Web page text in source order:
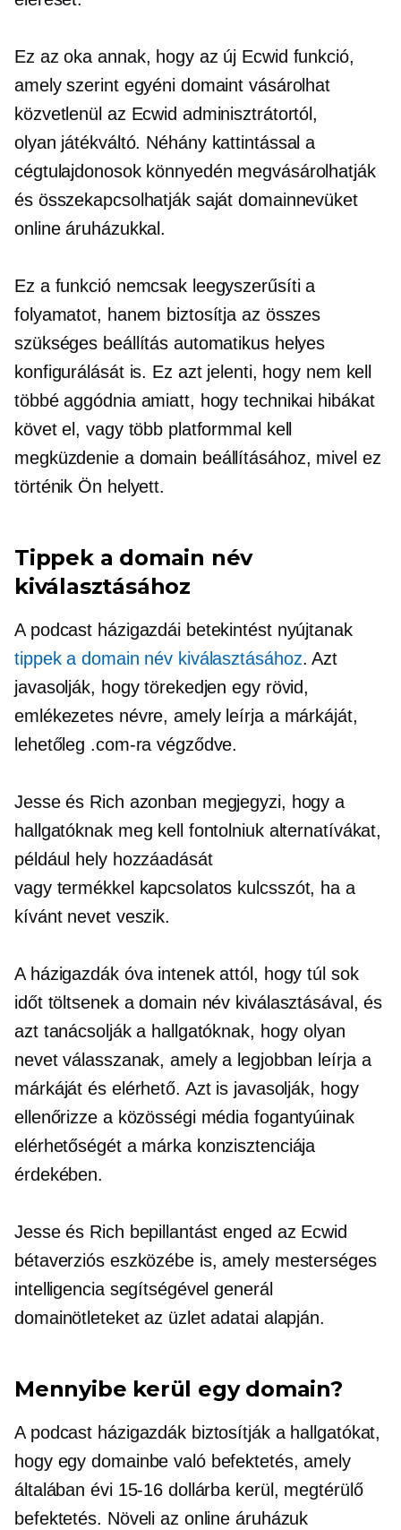
Ez az oka annak, hogy az új Ecwid funkció,
amely szerint egyéni domaint vásárolhat
közvetlenül az Ecwid adminisztrátortól,
olyan játékváltó. Néhány kattintással a
cégtulajdonosok könnyedén megvásárolhatják
és összekapcsolhatják saját domainnevüket
online áruházukkal.
Ez a funkció nemcsak leegyszerűsíti a
folyamatot, hanem biztosítja az összes
szükséges beállítás automatikus helyes
konfigurálását is. Ez azt jelenti, hogy nem kell
többé aggódnia amiatt, hogy technikai hibákat
követ el, vagy több platformmal kell
megküzdenie a domain beállításához, mivel ez
történik Ön helyett.
Tippek a domain név
kiválasztásához
A podcast házigazdái betekintést nyújtanak
tippek a domain név kiválasztásához. Azt
javasolják, hogy törekedjen egy rövid,
emlékezetes névre, amely leírja a márkáját,
lehetőleg .com-ra végződve.
Jesse és Rich azonban megjegyzi, hogy a
hallgatóknak meg kell fontolniuk alternatívákat,
például hely hozzáadását
vagy termékkel kapcsolatos kulcsszót, ha a
kívánt nevet veszik.
A házigazdák óva intenek attól, hogy túl sok
időt töltsenek a domain név kiválasztásával, és
azt tanácsolják a hallgatóknak, hogy olyan
nevet válasszanak, amely a legjobban leírja a
márkáját és elérhető. Azt is javasolják, hogy
ellenőrizze a közösségi média fogantyúinak
elérhetőségét a márka konzisztenciája
érdekében.
Jesse és Rich bepillantást enged az Ecwid
bétaverziós eszközébe is, amely mesterséges
intelligencia segítségével generál
domainötleteket az üzlet adatai alapján.
Mennyibe kerül egy domain?
A podcast házigazdák biztosítják a hallgatókat,
hogy egy domainbe való befektetés, amely
általában évi 15-16 dollárba kerül, megtérülő
befektetés. Növeli az online áruházuk